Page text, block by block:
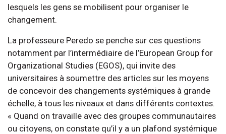
lesquels les gens se mobilisent pour organiser le
changement.
La professeure Peredo se penche sur ces questions
notamment par l’intermédiaire de l’European Group for
Organizational Studies (EGOS), qui invite des
universitaires à soumettre des articles sur les moyens
de concevoir des changements systémiques à grande
échelle, à tous les niveaux et dans différents contextes.
« Quand on travaille avec des groupes communautaires
ou citoyens, on constate qu’il y a un plafond systémique